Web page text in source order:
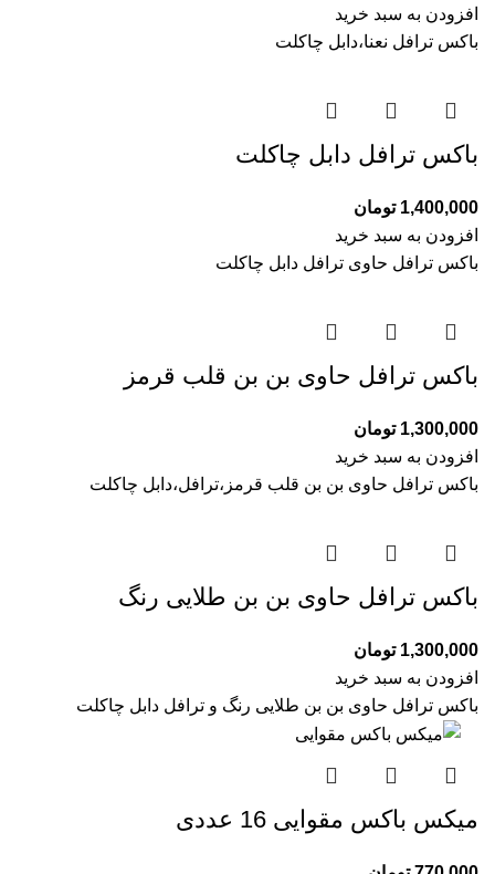
افزودن به سبد خرید
باکس ترافل نعنا،دابل چاکلت
باکس ترافل دابل چاکلت
1,400,000 تومان
افزودن به سبد خرید
باکس ترافل حاوی ترافل دابل چاکلت
باکس ترافل حاوی بن بن قلب قرمز
1,300,000 تومان
افزودن به سبد خرید
باکس ترافل حاوی بن بن قلب قرمز،ترافل،دابل چاکلت
باکس ترافل حاوی بن بن طلایی رنگ
1,300,000 تومان
افزودن به سبد خرید
باکس ترافل حاوی بن بن طلایی رنگ و ترافل دابل چاکلت
میکس باکس مقوایی 16 عددی